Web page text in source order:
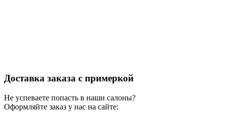
Доставка заказа с примеркой
Не успеваете попасть в наши салоны?
Оформляйте заказ у нас на сайте: